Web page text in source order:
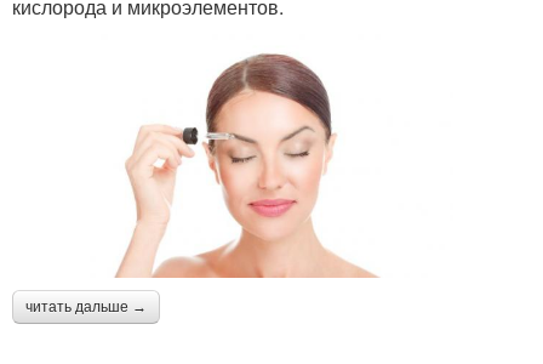
кислорода и микроэлементов.
читать дальше →